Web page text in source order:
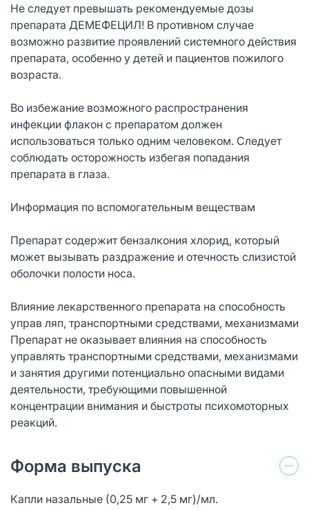
Не следует превышать рекомендуемые дозы
препарата ДЕМЕФЕЦИЛ! В противном случае
возможно развитие проявлений системного действия
препарата, особенно у детей и пациентов пожилого
возраста.
Во избежание возможного распространения
инфекции флакон с препаратом должен
использоваться только одним человеком. Следует
соблюдать осторожность избегая попадания
препарата в глаза.
Информация по вспомогательным веществам
Препарат содержит бензалкония хлорид, который
может вызывать раздражение и отечность слизистой
оболочки полости носа.
Влияние лекарственного препарата на способность
управ ляп, транспортными средствами, механизмами
Препарат не оказывает влияния на способность
управлять транспортными средствами, механизмами
и занятия другими потенциально опасными видами
деятельности, требующими повышенной
концентрации внимания и быстроты психомоторных
реакций.
Форма выпуска
Капли назальные (0,25 мг + 2,5 мг)/мл.